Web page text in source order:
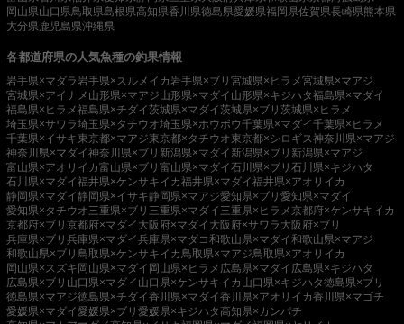
岡山県山口県鳥取県島根県高知県香川県徳島県愛媛県福岡県佐賀県長崎県熊本県
大分県 鹿児島県沖縄県
各都道府県の人気魚種の釣果情報
岩手県×マダラ 岩手県×スルメイカ 岩手県×ブリ 宮城県×ヒラメ宮城県×マアジ
宮城県×アイナメ 山形県×マアジ山形県×マダイ 山形県×キジハタ福島県×マダイ
福島県×ヒラメ福島県×チダイ茨城県×マダイ茨城県×ブリ 茨城県×ヒラメ
埼玉県×サワラ埼玉県×タチウオ埼玉県×ホウボウ千葉県×マダイ千葉県×ヒラメ
千葉県×イサキ東京都×マアジ東京都×タチウオ東京都×シロギス神奈川県×マアジ
神奈川県×マダイ神奈川県×ブリ 新潟県×マダイ 新潟県×ブリ 新潟県×マアジ
富山県×アオリイカ富山県×ブリ 富山県×マダイ石川県×ブリ 石川県×キジハタ
石川県×マダイ福井県×ケンサキイカ福井県×マダイ福井県×アオリイカ
静岡県×マダイ静岡県×イサキ静岡県×マアジ愛知県×ブリ 愛知県×マダイ
愛知県×タチウオ三重県×ブリ 三重県×マダイ 三重県×ヒラメ京都府×ケンサキイカ
京都府×ブリ 京都府×マダイ 大阪府×マダイ 大阪府×サワラ 大阪府×ブリ
兵庫県×ブリ 兵庫県×マダイ兵庫県×マダコ和歌山県×マダイ和歌山県×マアジ
和歌山県×ブリ 鳥取県×ケンサキイカ 鳥取県×マアジ鳥取県×アオリイカ
岡山県×スズキ岡山県×マダイ 岡山県×ヒラメ 広島県×マダイ 広島県×キジハタ
広島県×ブリ 山口県×マダイ 山口県×ケンサキイカ 山口県×キジハタ徳島県×ブリ
徳島県×マアジ徳島県×チダイ香川県×マダイ香川県×アオリイカ香川県×マゴチ
愛媛県×マダイ愛媛県×ブリ 愛媛県×キジハタ高知県×カンパチ